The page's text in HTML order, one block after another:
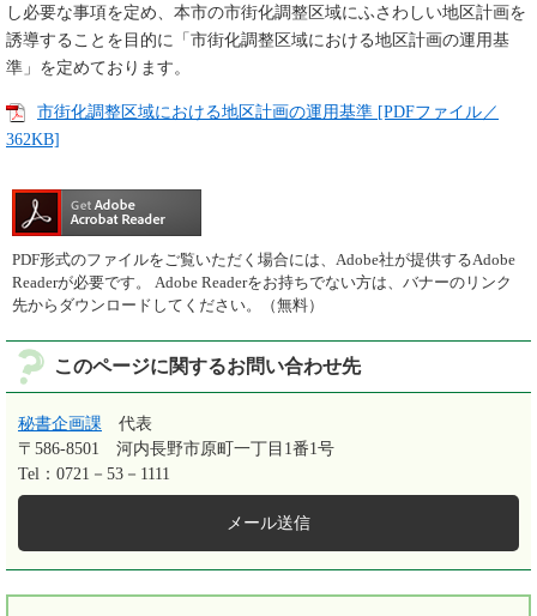
し必要な事項を定め、本市の市街化調整区域にふさわしい地区計画を
誘導することを目的に「市街化調整区域における地区計画の運用基
準」を定めております。
市街化調整区域における地区計画の運用基準 [PDFファイル／
362KB]
PDF形式のファイルをご覧いただく場合には、Adobe社が提供するAdobe
Readerが必要です。
Adobe Readerをお持ちでない方は、バナーのリンク
先からダウンロードしてください。（無料）
このページに関するお問い合わせ先
秘書企画課
代表
〒586-8501
河内長野市原町一丁目1番1号
Tel：0721－53－1111
メール送信